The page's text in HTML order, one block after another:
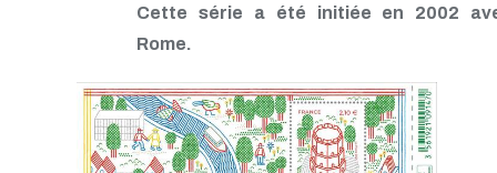
Cette série a été initiée en 2002
Rome.